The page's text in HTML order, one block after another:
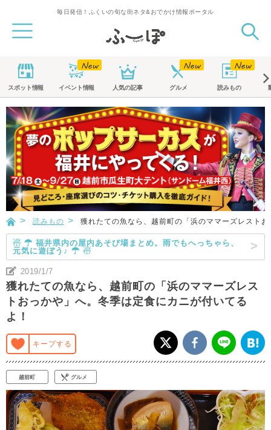
毎日発信！ふくいの旬な街ネタ&おでかけ情報ポータル
スポット情報 イベント情報 人気の記事 グルメ 読みもの
読みもの 獲れたての魚なら、越前町の「浜のママーズレスト
☃ ☂ 福井県内の屋内あそび場まとめ。雨でもへっちゃら、
元気に遊ぼう♪ ☂ ☃
2019/1/7
獲れたての魚なら、越前町の「浜のママーズレス
トおっかや」へ。冬季は定食にカニが付いてる
よ！
キープする
越前町 グルメ